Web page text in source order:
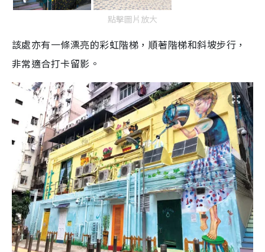
點擊圖片放大
該處亦有一條漂亮的彩虹階梯，順著階梯和斜坡步行，
非常適合打卡留影。